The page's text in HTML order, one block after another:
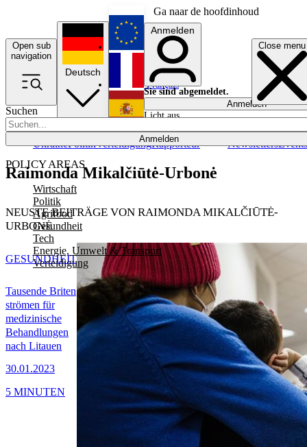
Ga naar de hoofdinhoud
Open sub
navigation
Close menu
Suchen
Anmelden
POLICY AREAS
Wirtschaft
Politik
Agrifood
Gesundheit
Tech
Energie, Umwelt & Transport
Verteidigung
UkrainePolitikVerteidigungRapporteur NewslettersEvents
Deutsch
English
Français
Anmelden
Sie sind abgemeldet.
Anmelden
Licht aus
Raimonda Mikalčiūtė-Urbonė
NEUSTE BEITRÄGE VON RAIMONDA MIKALČIŪTĖ-
URBONĖ
Tausende Briten
strömen für
medizinische
Behandlungen
nach Litauen
30.01.2023
GESUNDHEIT
5 MINUTEN